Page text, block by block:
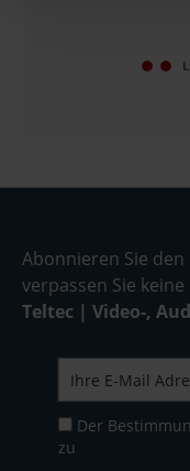
Abonnieren Sie den
verpassen Sie
Teltec | Video-,
Der
zu